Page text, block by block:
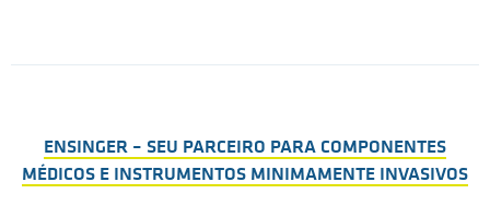
ENSINGER – SEU PARCEIRO PARA COMPONENTES
MÉDICOS E INSTRUMENTOS MINIMAMENTE INVASIVOS